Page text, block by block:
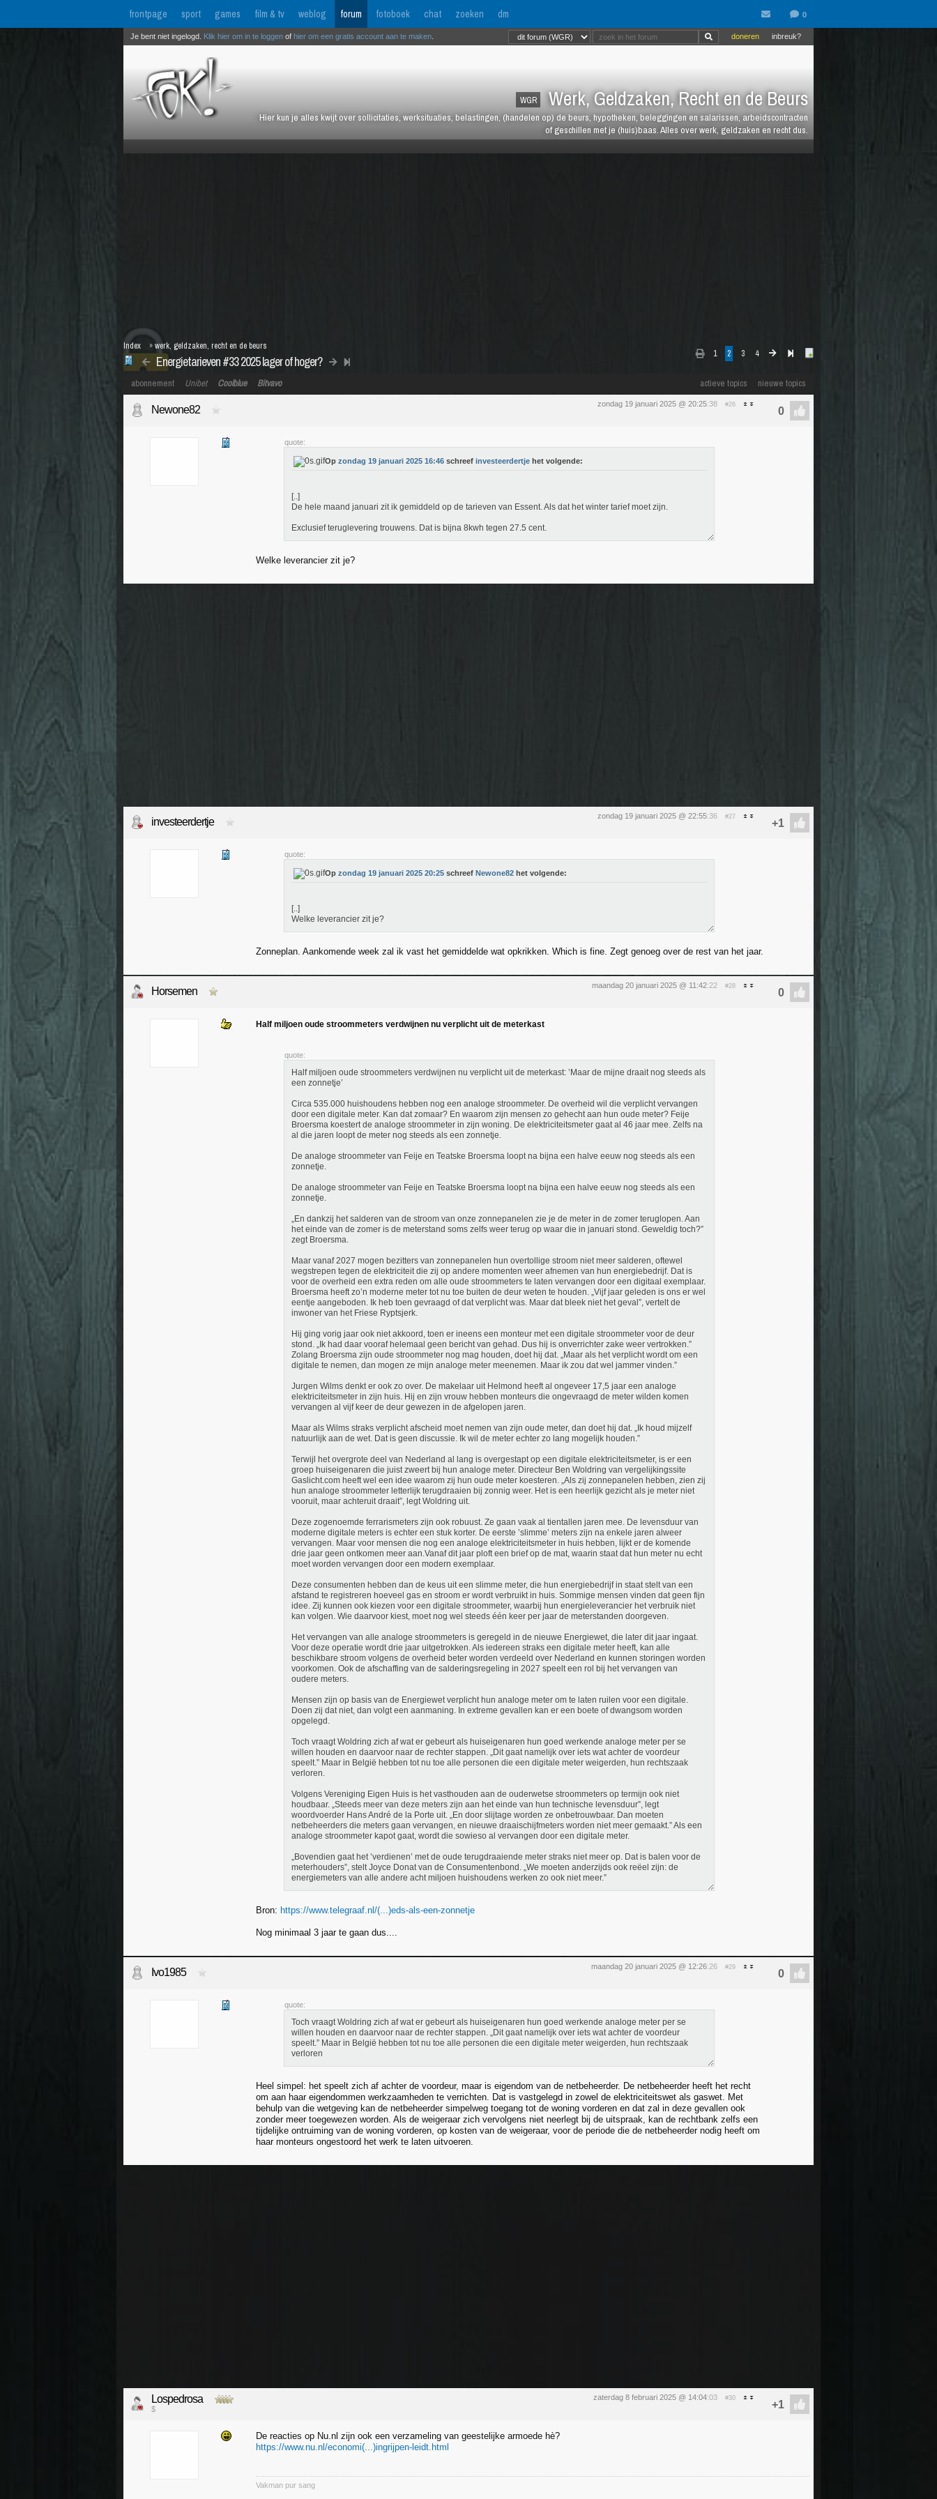
frontpage sport games film & tv weblog forum fotoboek chat zoeken dm
WGR Werk, Geldzaken, Recht en de Beurs
Hier kun je alles kwijt over sollicitaties, werksituaties, belastingen, (handelen op) de beurs, hypotheken, beleggingen en salarissen, arbeidscontracten
of geschillen met je (huis)baas. Alles over werk, geldzaken en recht dus.
inbreuk?
doneren
Je bent niet ingelogd. Klik hier om in te loggen of hier om een gratis account aan te maken
1 2 3 4
Energietarieven #33 2025 lager of hoger?
Index »werk, geldzaken, recht en de beurs
actieve topics nieuwe topics
abonnement Unibet Coolblue Bitvavo
zondag 19 januari 2025 @ 20:25:38 #26
Newone82
quote:
Op zondag 19 januari 2025 16:46 schreef investeerdertje het volgende:
[..]
De hele maand januari zit ik gemiddeld op de tarieven van Essent. Als dat het winter tarief moet zijn.
Exclusief teruglevering trouwens. Dat is bijna 8kwh tegen 27.5 cent.
Welke leverancier zit je?
zondag 19 januari 2025 @ 22:55:36 #27
investeerdertje
quote:
Op zondag 19 januari 2025 20:25 schreef Newone82 het volgende:
[..]
Welke leverancier zit je?
Zonneplan. Aankomende week zal ik vast het gemiddelde wat opkrikken. Which is fine. Zegt genoeg over de rest van het jaar.
maandag 20 januari 2025 @ 11:42:22 #28
Horsemen
Half miljoen oude stroommeters verdwijnen nu verplicht uit de meterkast
quote:
Half miljoen oude stroommeters verdwijnen nu verplicht uit de meterkast: ’Maar de mijne draait nog steeds als
een zonnetje’
Circa 535.000 huishoudens hebben nog een analoge stroommeter. De overheid wil die verplicht vervangen
door een digitale meter. Kan dat zomaar? En waarom zijn mensen zo gehecht aan hun oude meter? Feije
Broersma koestert de analoge stroommeter in zijn woning. De elektriciteitsmeter gaat al 46 jaar mee. Zelfs na
al die jaren loopt de meter nog steeds als een zonnetje.
De analoge stroommeter van Feije en Teatske Broersma loopt na bijna een halve eeuw nog steeds als een
zonnetje.
De analoge stroommeter van Feije en Teatske Broersma loopt na bijna een halve eeuw nog steeds als een
zonnetje.
„En dankzij het salderen van de stroom van onze zonnepanelen zie je de meter in de zomer teruglopen. Aan
het einde van de zomer is de meterstand soms zelfs weer terug op waar die in januari stond. Geweldig toch?”
zegt Broersma.
Maar vanaf 2027 mogen bezitters van zonnepanelen hun overtollige stroom niet meer salderen, oftewel
wegstrepen tegen de elektriciteit die zij op andere momenten weer afnemen van hun energiebedrijf. Dat is
voor de overheid een extra reden om alle oude stroommeters te laten vervangen door een digitaal exemplaar.
Broersma heeft zo’n moderne meter tot nu toe buiten de deur weten te houden. „Vijf jaar geleden is ons er wel
eentje aangeboden. Ik heb toen gevraagd of dat verplicht was. Maar dat bleek niet het geval”, vertelt de
inwoner van het Friese Ryptsjerk.
Hij ging vorig jaar ook niet akkoord, toen er ineens een monteur met een digitale stroommeter voor de deur
stond. „Ik had daar vooraf helemaal geen bericht van gehad. Dus hij is onverrichter zake weer vertrokken.”
Zolang Broersma zijn oude stroommeter nog mag houden, doet hij dat. „Maar als het verplicht wordt om een
digitale te nemen, dan mogen ze mijn analoge meter meenemen. Maar ik zou dat wel jammer vinden.”
Jurgen Wilms denkt er ook zo over. De makelaar uit Helmond heeft al ongeveer 17,5 jaar een analoge
elektriciteitsmeter in zijn huis. Hij en zijn vrouw hebben monteurs die ongevraagd de meter wilden komen
vervangen al vijf keer de deur gewezen in de afgelopen jaren.
Maar als Wilms straks verplicht afscheid moet nemen van zijn oude meter, dan doet hij dat. „Ik houd mijzelf
natuurlijk aan de wet. Dat is geen discussie. Ik wil de meter echter zo lang mogelijk houden.”
Terwijl het overgrote deel van Nederland al lang is overgestapt op een digitale elektriciteitsmeter, is er een
groep huiseigenaren die juist zweert bij hun analoge meter. Directeur Ben Woldring van vergelijkingssite
Gaslicht.com heeft wel een idee waarom zij hun oude meter koesteren. „Als zij zonnepanelen hebben, zien zij
hun analoge stroommeter letterlijk terugdraaien bij zonnig weer. Het is een heerlijk gezicht als je meter niet
vooruit, maar achteruit draait”, legt Woldring uit.
Deze zogenoemde ferrarismeters zijn ook robuust. Ze gaan vaak al tientallen jaren mee. De levensduur van
moderne digitale meters is echter een stuk korter. De eerste ’slimme’ meters zijn na enkele jaren alweer
vervangen. Maar voor mensen die nog een analoge elektriciteitsmeter in huis hebben, lijkt er de komende
drie jaar geen ontkomen meer aan.Vanaf dit jaar ploft een brief op de mat, waarin staat dat hun meter nu echt
moet worden vervangen door een modern exemplaar.
Deze consumenten hebben dan de keus uit een slimme meter, die hun energiebedrijf in staat stelt van een
afstand te registreren hoeveel gas en stroom er wordt verbruikt in huis. Sommige mensen vinden dat geen fijn
idee. Zij kunnen ook kiezen voor een digitale stroommeter, waarbij hun energieleverancier het verbruik niet
kan volgen. Wie daarvoor kiest, moet nog wel steeds één keer per jaar de meterstanden doorgeven.
Het vervangen van alle analoge stroommeters is geregeld in de nieuwe Energiewet, die later dit jaar ingaat.
Voor deze operatie wordt drie jaar uitgetrokken. Als iedereen straks een digitale meter heeft, kan alle
beschikbare stroom volgens de overheid beter worden verdeeld over Nederland en kunnen storingen worden
voorkomen. Ook de afschaffing van de salderingsregeling in 2027 speelt een rol bij het vervangen van
oudere meters.
Mensen zijn op basis van de Energiewet verplicht hun analoge meter om te laten ruilen voor een digitale.
Doen zij dat niet, dan volgt een aanmaning. In extreme gevallen kan er een boete of dwangsom worden
opgelegd.
Toch vraagt Woldring zich af wat er gebeurt als huiseigenaren hun goed werkende analoge meter per se
willen houden en daarvoor naar de rechter stappen. „Dit gaat namelijk over iets wat achter de voordeur
speelt.” Maar in België hebben tot nu toe alle personen die een digitale meter weigerden, hun rechtszaak
verloren.
Volgens Vereniging Eigen Huis is het vasthouden aan de ouderwetse stroommeters op termijn ook niet
houdbaar. „Steeds meer van deze meters zijn aan het einde van hun technische levensduur”, legt
woordvoerder Hans André de la Porte uit. „En door slijtage worden ze onbetrouwbaar. Dan moeten
netbeheerders die meters gaan vervangen, en nieuwe draaischijfmeters worden niet meer gemaakt.” Als een
analoge stroommeter kapot gaat, wordt die sowieso al vervangen door een digitale meter.
„Bovendien gaat het ’verdienen’ met de oude terugdraaiende meter straks niet meer op. Dat is balen voor de
meterhouders”, stelt Joyce Donat van de Consumentenbond. „We moeten anderzijds ook reëel zijn: de
energiemeters van alle andere acht miljoen huishoudens werken zo ook niet meer.”
Bron: https://www.telegraaf.nl/(...)eds-als-een-zonnetje
Nog minimaal 3 jaar te gaan dus....
maandag 20 januari 2025 @ 12:26:26 #29
Ivo1985
quote:
Toch vraagt Woldring zich af wat er gebeurt als huiseigenaren hun goed werkende analoge meter per se
willen houden en daarvoor naar de rechter stappen. „Dit gaat namelijk over iets wat achter de voordeur
speelt.” Maar in België hebben tot nu toe alle personen die een digitale meter weigerden, hun rechtszaak
verloren
Heel simpel: het speelt zich af achter de voordeur, maar is eigendom van de netbeheerder. De netbeheerder heeft het recht
om aan haar eigendommen werkzaamheden te verrichten. Dat is vastgelegd in zowel de elektriciteitswet als gaswet. Met
behulp van die wetgeving kan de netbeheerder simpelweg toegang tot de woning vorderen en dat zal in deze gevallen ook
zonder meer toegewezen worden. Als de weigeraar zich vervolgens niet neerlegt bij de uitspraak, kan de rechtbank zelfs een
tijdelijke ontruiming van de woning vorderen, op kosten van de weigeraar, voor de periode die de netbeheerder nodig heeft om
haar monteurs ongestoord het werk te laten uitvoeren.
zaterdag 8 februari 2025 @ 14:04:03 #30
Lospedrosa
$
De reacties op Nu.nl zijn ook een verzameling van geestelijke armoede hè?
https://www.nu.nl/economi(...)ingrijpen-leidt.html
Vakman pur sang